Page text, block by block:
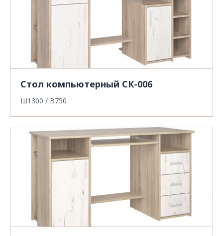
Стол компьютерный СК-006
Ш1300 / В750